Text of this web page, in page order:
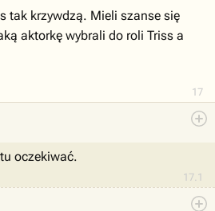
17
tak krzywdzą. Mieli szanse się
aktorkę wybrali do roli Triss a
17.1
oczekiwać.